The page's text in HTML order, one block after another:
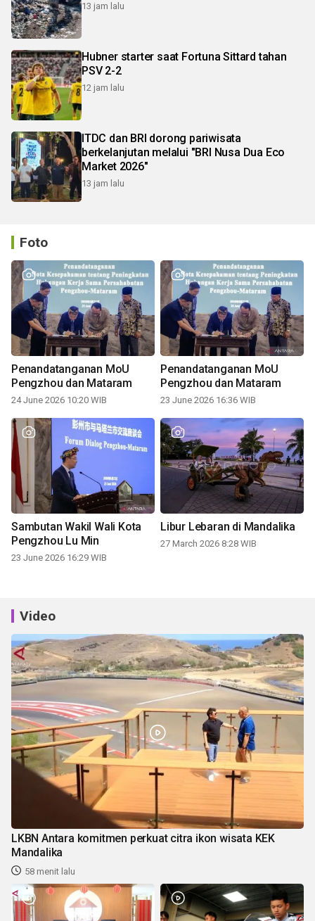
13 jam lalu
Hubner starter saat Fortuna Sittard tahan
PSV 2-2
12 jam lalu
ITDC dan BRI dorong pariwisata
berkelanjutan melalui "BRI Nusa Dua Eco
Market 2026"
13 jam lalu
Foto
Penandatanganan MoU
Pengzhou dan Mataram
24 June 2026 10:20 WIB
Penandatanganan MoU
Pengzhou dan Mataram
23 June 2026 16:36 WIB
Sambutan Wakil Wali Kota
Pengzhou Lu Min
23 June 2026 16:29 WIB
Libur Lebaran di Mandalika
27 March 2026 8:28 WIB
Video
LKBN Antara komitmen perkuat citra ikon wisata KEK
Mandalika
58 menit lalu